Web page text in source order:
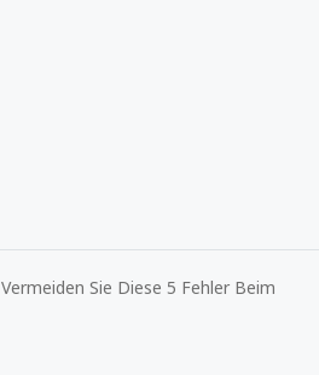
Vermeiden Sie Diese 5 Fehler Beim